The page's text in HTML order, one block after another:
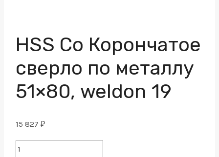
HSS Co Корончатое
сверло по металлу
51×80, weldon 19
15 827 ₽
HSS